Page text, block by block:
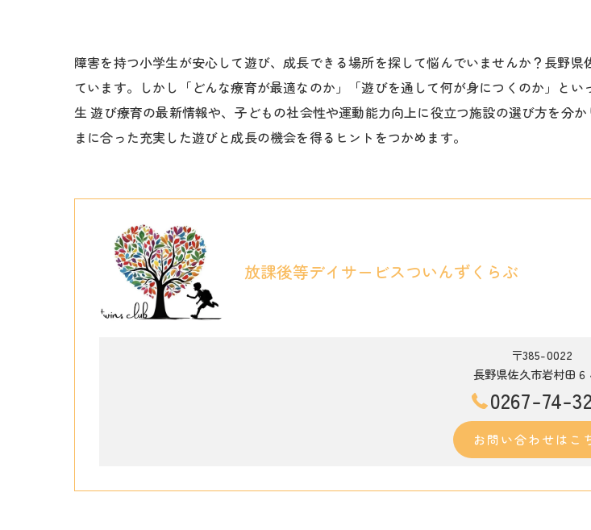
障害を持つ小学生が安心して遊び、成長できる場所を探して悩んでいませんか？長野
ています。しかし「どんな療育が最適なのか」「遊びを通して何が身につくのか」と
生 遊び療育の最新情報や、子どもの社会性や運動能力向上に役立つ施設の選び方を分
まに合った充実した遊びと成長の機会を得るヒントをつかめます。
放課後等デイサービスついんずくらぶ
〒385-0022
長野県佐久市岩村田６
0267-74-
お問い合わせはこ